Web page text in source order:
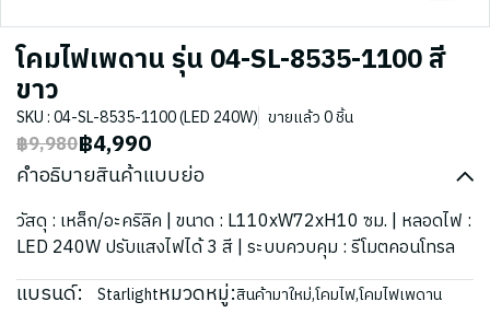
โคมไฟเพดาน รุ่น 04-SL-8535-1100 สี
ขาว
SKU : 04-SL-8535-1100 (LED 240W) ขายแล้ว 0 ชิ้น
฿9,980฿4,990
คำอธิบายสินค้าแบบย่อ
วัสดุ : เหล็ก/อะคริลิค | ขนาด : L110xW72xH10 ซม. | หลอดไฟ :
LED 240W ปรับแสงไฟได้ 3 สี | ระบบควบคุม : รีโมตคอนโทรล
แบรนด์: Starlightหมวดหมู่:สินค้ามาใหม่,โคมไฟ,โคมไฟเพดาน